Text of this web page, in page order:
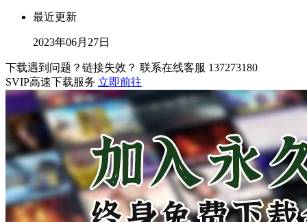
最近更新
2023年06月27日
下载遇到问题？链接失效？ 联系在线客服 137273180
SVIP高速下载服务 立即前往